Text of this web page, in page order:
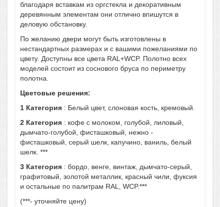
благодаря вставкам из оргстекла и декоративным
деревянным элементам они отлично впишутся в
деловую обстановку.
По желанию двери могут быть изготовлены в
нестандартных размерах и с вашими пожеланиями по
цвету. Доступны все цвета RAL+WCP. Полотно всех
моделей состоит из соснового бруса по периметру
полотна.
Цветовые решения:
1 Категория : Белый цвет, слоновая кость, кремовый.
2 Категория : кофе с молоком, голубой, лиловый,
дымчато-голубой, фисташковый, нежно -
фисташковый, серый шелк, капучино, ваниль, белый
шелк. ***
3 Категория : бордо, венге, винтаж, дымчато-серый,
графитовый, золотой металлик, красный чили, фуксия
и остальные по палитрам RAL, WCP.***
(***- уточняйте цену)